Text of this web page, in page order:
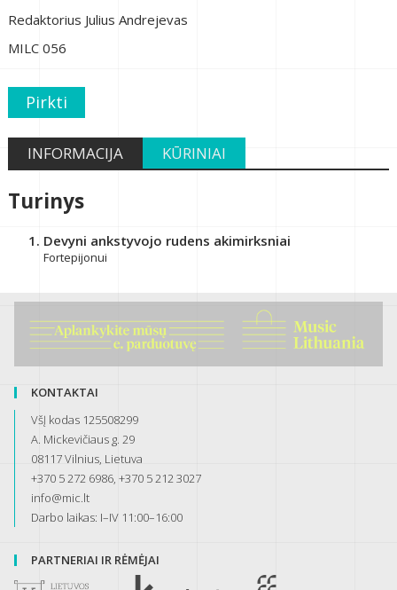
Redaktorius Julius Andrejevas
MILC 056
Pirkti
INFORMACIJA KŪRINIAI
Turinys
Devyni ankstyvojo rudens akimirksniai
Fortepijonui
KONTAKTAI
VšĮ kodas 125508299
A. Mickevičiaus g. 29
08117 Vilnius, Lietuva
+370 5 272 6986, +370 5 212 3027
info@mic.lt
Darbo laikas: I–IV 11:00–16:00
PARTNERIAI IR RĖMĖJAI